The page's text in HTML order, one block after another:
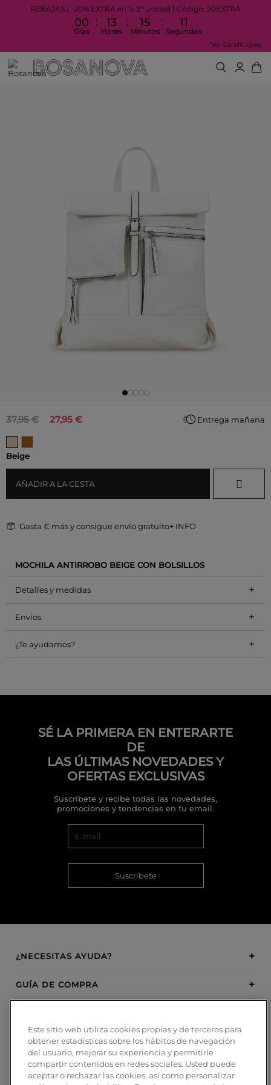
REBAJAS | -20% EXTRA en la 2ª unidad | Código: 20EXTRA
00
Días
: 13
Horas
: 15
Minutos
: 11
Segundos
*Ver Condiciones
27,95 €
37,95 €
Beige
AÑADIR A LA CESTA
Entrega mañana
Gasta € más y consigue envío gratuito+ INFO
MOCHILA ANTIRROBO BEIGE CON BOLSILLOS
Detalles y medidas +
Envíos +
¿Te ayudamos? +
SÉ LA PRIMERA EN ENTERARTE
DE
LAS ÚLTIMAS NOVEDADES Y
OFERTAS EXCLUSIVAS
Suscríbete y recibe todas las novedades,
promociones y tendencias en tu email.
Suscríbete
¿NECESITAS AYUDA?
GUÍA DE COMPRA
INSPIRATION
MÉTODOS DE PAGO
Este sitio web utiliza cookies propias y de terceros para
obtener estadísticas sobre los hábitos de navegación
del usuario, mejorar su experiencia y permitirle
compartir contenidos en redes sociales. Usted puede
aceptar o rechazar las cookies, así como personalizar